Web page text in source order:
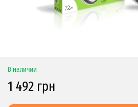
В наличии
1 492 грн